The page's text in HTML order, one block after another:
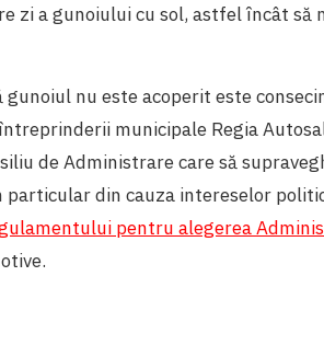
zi a gunoiului cu sol, astfel încât să
nu este acoperit este
municipale Regia
de Administrare care să
particular din cauza intereselor
pentru alegerea